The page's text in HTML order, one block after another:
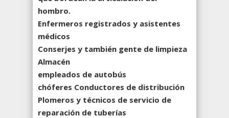
hombro.
Enfermeros registrados y asistentes
médicos
Conserjes y también gente de limpieza
Almacén
empleados de autobús
chóferes Conductores de distribución
Plomeros y técnicos de servicio de
reparación de tuberías